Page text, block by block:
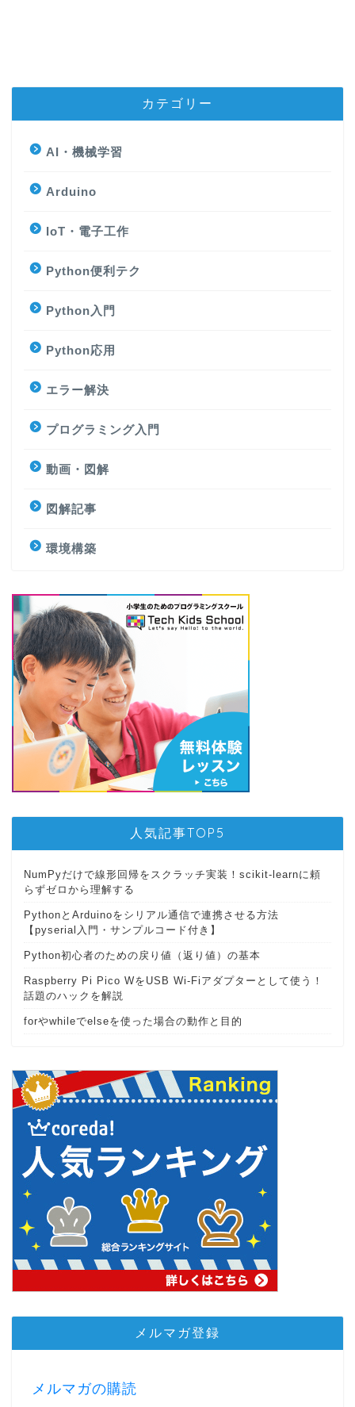
カテゴリー
AI・機械学習
Arduino
IoT・電子工作
Python便利テク
Python入門
Python応用
エラー解決
プログラミング入門
動画・図解
図解記事
環境構築
人気記事TOP5
NumPyだけで線形回帰をスクラッチ実装！scikit-learnに頼
らずゼロから理解する
PythonとArduinoをシリアル通信で連携させる方法
【pyserial入門・サンプルコード付き】
Python初心者のための戻り値（返り値）の基本
Raspberry Pi Pico WをUSB Wi-Fiアダプターとして使う！
話題のハックを解説
forやwhileでelseを使った場合の動作と目的
メルマガ登録
メルマガの購読